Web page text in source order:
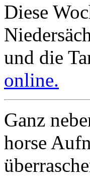
Diese
und die
online.
Ganz
horse